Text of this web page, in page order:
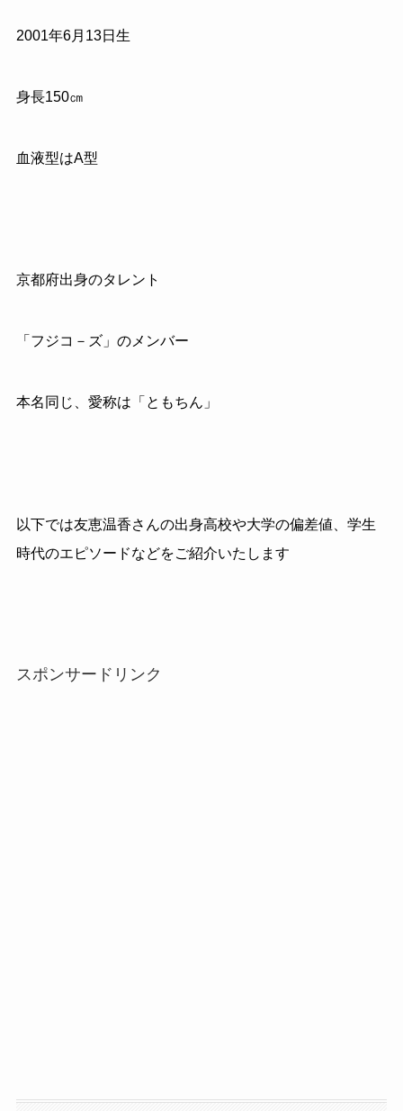
2001年6月13日生
身長150㎝
血液型はA型
京都府出身のタレント
「フジコ－ズ」のメンバー
本名同じ、愛称は「ともちん」
以下では友恵温香さんの出身高校や大学の偏差値、学生
時代のエピソードなどをご紹介いたします
スポンサードリンク